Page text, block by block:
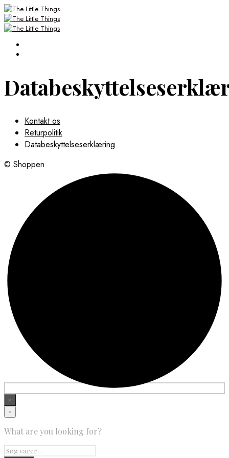
Kontakt os
Returpolitik
Databeskyttelseserklæring
© Shoppen
×
×
What are you looking for?